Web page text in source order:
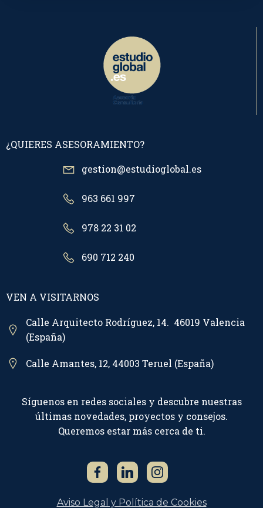
¿QUIERES ASESORAMIENTO?
gestion@estudioglobal.es
963 661 997
978 22 31 02
690 712 240
VEN A VISITARNOS
Calle Arquitecto Rodríguez, 14. 46019 Valencia
(España)
Calle Amantes, 12, 44003 Teruel (España)
Síguenos en redes sociales y descubre nuestras
últimas novedades, proyectos y consejos.
Queremos estar más cerca de ti.
Aviso Legal y Política de Cookies